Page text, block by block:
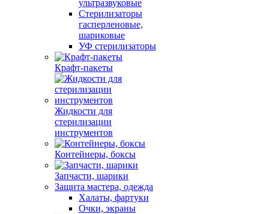
ультразвуковые
Стерилизаторы
гасперленовые,
шариковые
УФ стерилизаторы
Крафт-пакеты
Жидкости для
стерилизации
инструментов
Контейнеры, боксы
Запчасти, шарики
Защита мастера, одежда
Халаты, фартуки
Очки, экраны